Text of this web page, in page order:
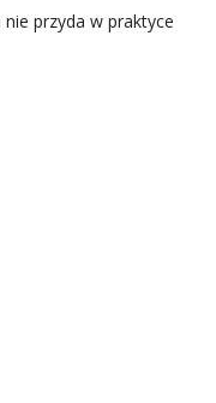
przyda w praktyce